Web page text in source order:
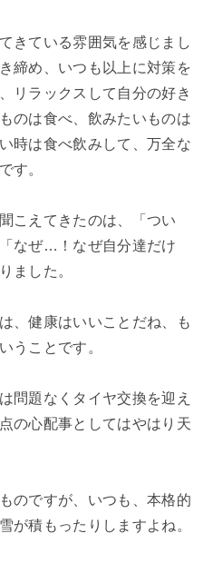
きている雰囲気を感じまし
締め、いつも以上に対策を
リラックスして自分の好き
のは食べ、飲みたいものは
時は食べ飲みして、万全な
す。
こえてきたのは、「つい
なぜ…！なぜ自分達だけ
ました。
、健康はいいことだね、も
うことです。
問題なくタイヤ交換を迎え
の心配事としてはやはり天
のですが、いつも、本格的
が積もったりしますよね。